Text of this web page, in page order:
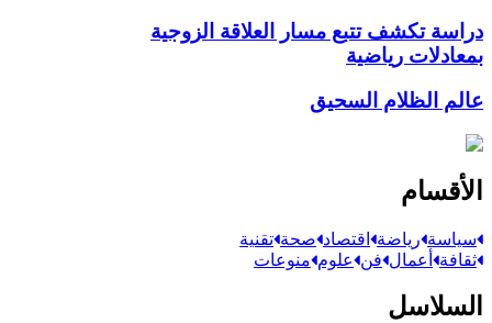
دراسة تكشف تتبع مسار العلاقة الزوجية
بمعادلات رياضية
عالم الظلام السحيق
الأقسام
سياسة رياضة اقتصاد صحة تقنية
ثقافة أعمال فن علوم منوعات
السلاسل